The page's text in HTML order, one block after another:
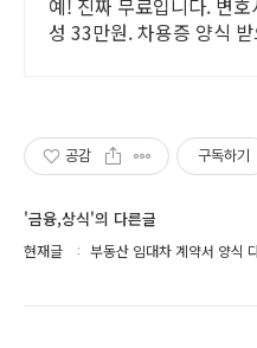
예! 진짜 무료입니다. 변
성 33만원. 차용증 양식
공감 구독하기
'금융,상식'의 다른글
현재글 부동산 임대차 계약서 양식